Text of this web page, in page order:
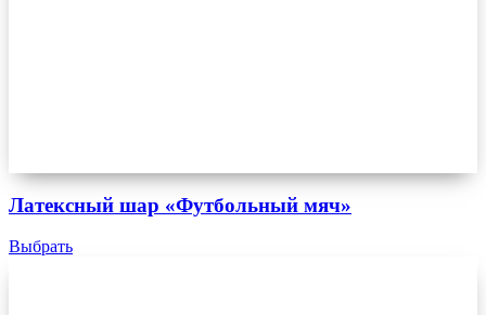
Латексный шар «Футбольный мяч»
Выбрать